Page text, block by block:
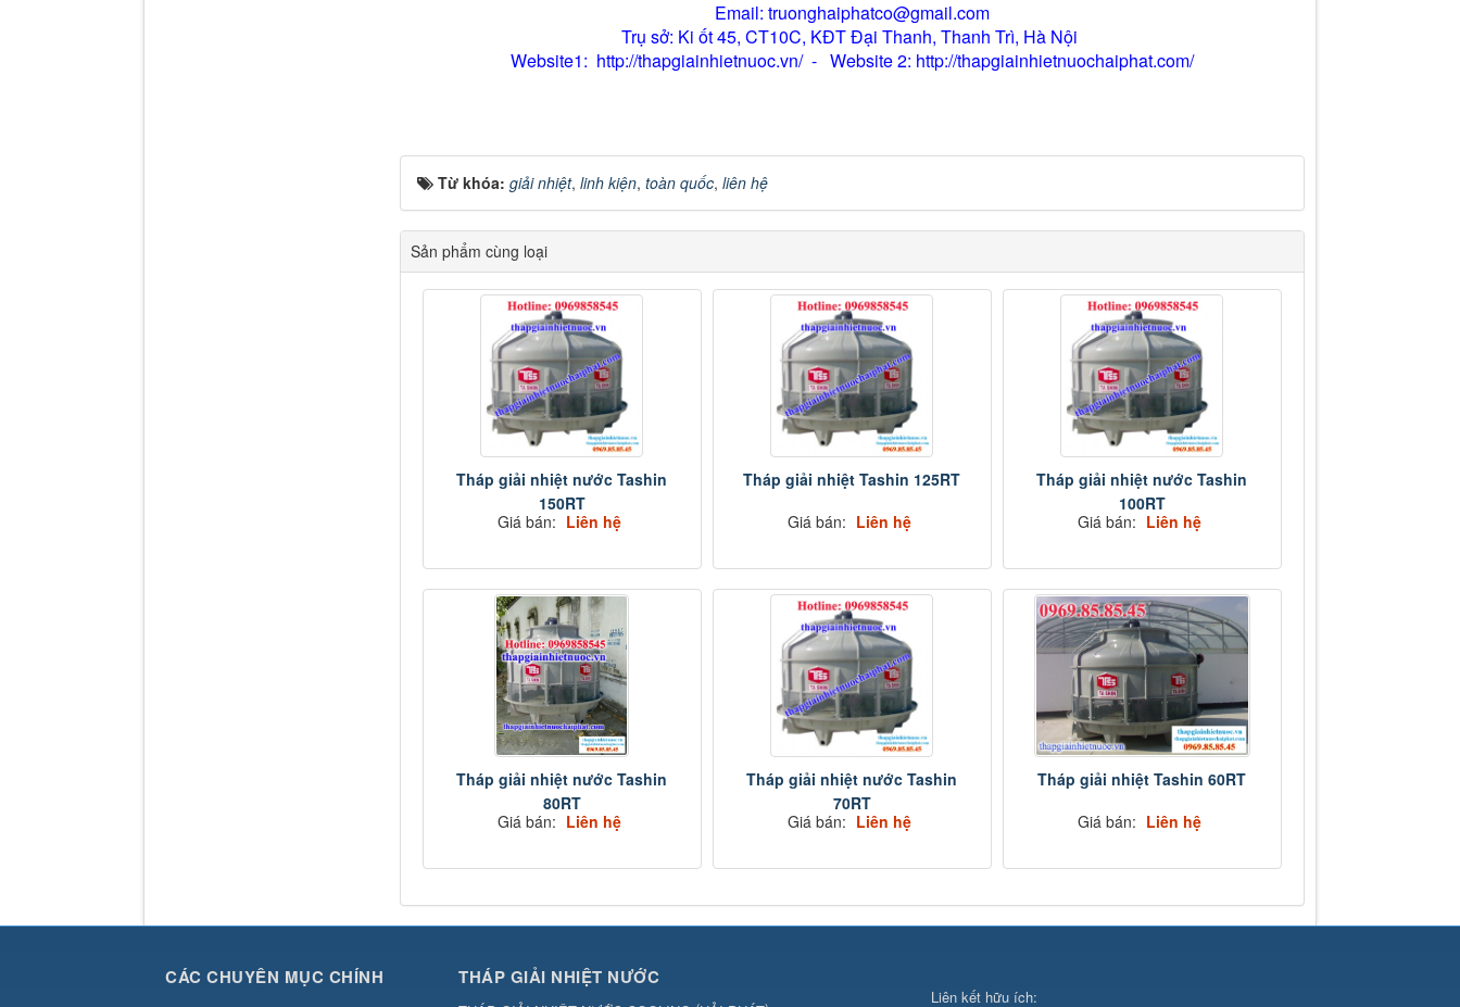
Email: truonghaiphatco@gmail.com
Trụ sở: Ki ốt 45, CT10C, KĐT Đại Thanh, Thanh Trì, Hà Nội
Website1: http://thapgiainhietnuoc.vn/ - Website 2: http://thapgiainhietnuochaiphat.com/
Từ khóa: giải nhiệt, linh kiện, toàn quốc, liên hệ
Sản phẩm cùng loại
Tháp giải nhiệt nước Tashin
150RT
Giá bán: Liên hệ
Tháp giải nhiệt Tashin 125RT
Giá bán: Liên hệ
Tháp giải nhiệt nước Tashin
100RT
Giá bán: Liên hệ
Tháp giải nhiệt nước Tashin
80RT
Giá bán: Liên hệ
Tháp giải nhiệt nước Tashin
70RT
Giá bán: Liên hệ
Tháp giải nhiệt Tashin 60RT
Giá bán: Liên hệ
CÁC CHUYÊN MỤC CHÍNH THÁP GIẢI NHIỆT NƯỚC
Liên kết hữu ích: